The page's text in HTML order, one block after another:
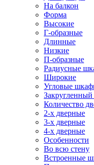
На балкон
Форма
Высокие
Г-образные
Длинные
Низкие
П-образные
Радиусные
Широкие
Угловые
Закругленный
Количество
2-х дверные
3-х дверные
4-х дверные
Особенности
Во всю стену
Встроенные